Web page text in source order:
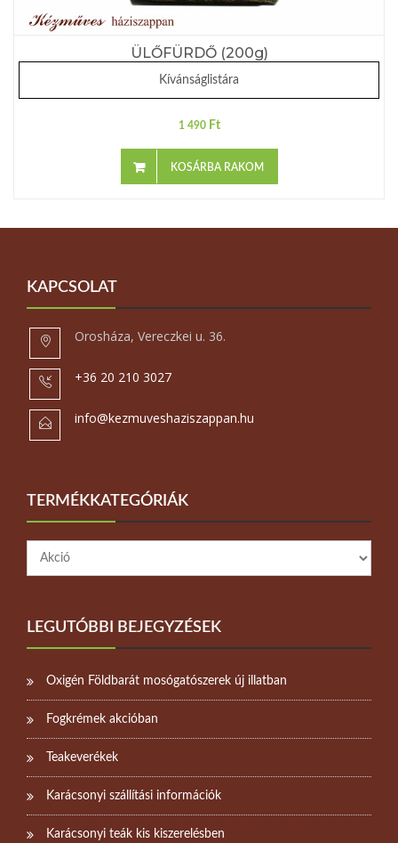
ÜLŐFÜRDŐ (200g)
Kívánságlistára
1 490 Ft
KOSÁRBA RAKOM
KAPCSOLAT
Orosháza, Vereczkei u. 36.
+36 20 210 3027
info@kezmuveshaziszappan.hu
TERMÉKKATEGÓRIÁK
LEGUTÓBBI BEJEGYZÉSEK
Oxigén Földbarát mosógatószerek új illatban
Fogkrémek akcióban
Teakeverékek
Karácsonyi szállítási információk
Karácsonyi teák kis kiszerelésben